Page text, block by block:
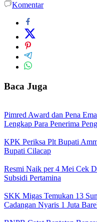
Komentar
Baca Juga
Pimred Award dan Pena
Lengkap Para Penerima
KPK Periksa Plt Bupati
Bupati Cilacap
Resmi Naik per 4 Mei Cek
Subsidi Pertamina
SKK Migas Temukan 13
Cadangan Nyaris 1 Juta